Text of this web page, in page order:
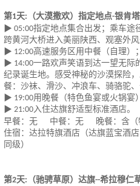
第1天: （大漠撒欢）指定地点-银肯
▶ 05:00指定地点集合出发；乘车途
跨黄河大桥进入美丽陕西、观塞外风
▶ 12:00高速服务区用中餐（自理）；
▶ 14:00一路欢声笑语到达一望无际
纪录诞生地。感受神秘的沙漠探险
餐：沙袜、滑沙、冲浪车、骑骆驼、
▶ 19:00用晚餐（特色鱼宴或火锅宴
▶ 21:00入住达旗舒适型标准酒店。
早餐：无
中餐：无
晚餐：含（
住宿：达拉特旗酒店（达旗蓝宝酒
同级）
第2天: （驰骋草原）达旗--希拉穆仁